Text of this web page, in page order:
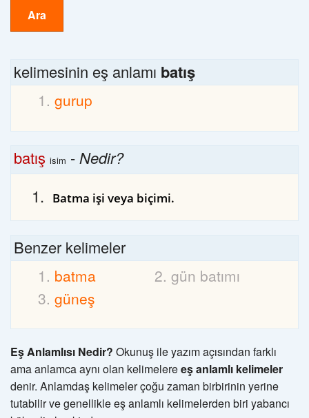
Ara
kelimesinin eş anlamı batış
gurup
batış isim -Nedir?
Batma işi veya biçimi.
Benzer kelimeler
batma
gün batımı
güneş
Eş Anlamlısı Nedir? Okunuş ile yazım açısından farklı
ama anlamca aynı olan kelimelereeş anlamlı kelimeler
denir. Anlamdaş kelimeler çoğu zaman birbirinin yerine
tutabilir ve genellikle eş anlamlı kelimelerden biri yabancı